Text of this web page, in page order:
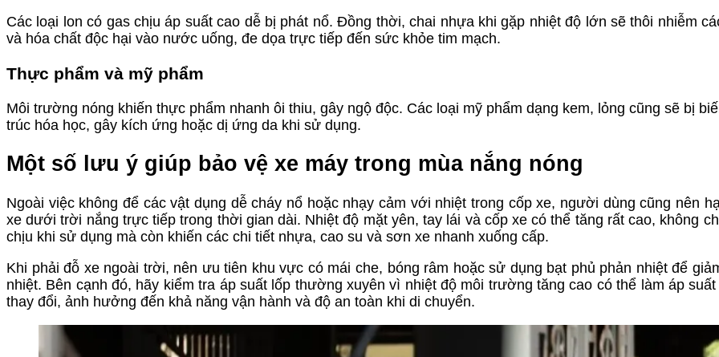
Các loại lon có gas chịu áp suất cao dễ bị phát nổ. Đồng thời, chai nhựa khi gặp nhiệt độ lớn sẽ thôi nhiễm
và hóa chất độc hại vào nước uống, đe dọa trực tiếp đến sức khỏe tim mạch.
Thực phẩm và mỹ phẩm
Môi trường nóng khiến thực phẩm nhanh ôi thiu, gây ngộ độc. Các loại mỹ phẩm dạng kem, lỏng cũng sẽ bị
trúc hóa học, gây kích ứng hoặc dị ứng da khi sử dụng.
Một số lưu ý giúp bảo vệ xe máy trong mùa nắng nóng
Ngoài việc không để các vật dụng dễ cháy nổ hoặc nhạy cảm với nhiệt trong cốp xe, người dùng cũng nên
xe dưới trời nắng trực tiếp trong thời gian dài. Nhiệt độ mặt yên, tay lái và cốp xe có thể tăng rất cao, không
chịu khi sử dụng mà còn khiến các chi tiết nhựa, cao su và sơn xe nhanh xuống cấp.
Khi phải đỗ xe ngoài trời, nên ưu tiên khu vực có mái che, bóng râm hoặc sử dụng bạt phủ phản nhiệt để
nhiệt. Bên cạnh đó, hãy kiểm tra áp suất lốp thường xuyên vì nhiệt độ môi trường tăng cao có thể làm áp
thay đổi, ảnh hưởng đến khả năng vận hành và độ an toàn khi di chuyển.